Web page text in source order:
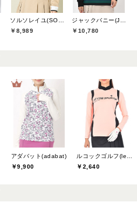
￥8,989
￥10,780
アダバット(adabat)
￥9,900
￥2,640